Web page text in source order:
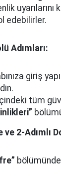
uyarılarını
edebilirler.
Adımları:
giriş
tüm
2-Adımlı